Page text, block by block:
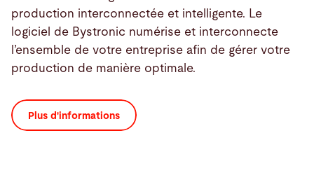
production interconnectée et intelligente. Le
logiciel de Bystronic numérise et interconnecte
l’ensemble de votre entreprise afin de gérer votre
production de manière optimale.
Plus d'informations